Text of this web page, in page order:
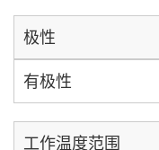
极性
有极性
工作温度范围